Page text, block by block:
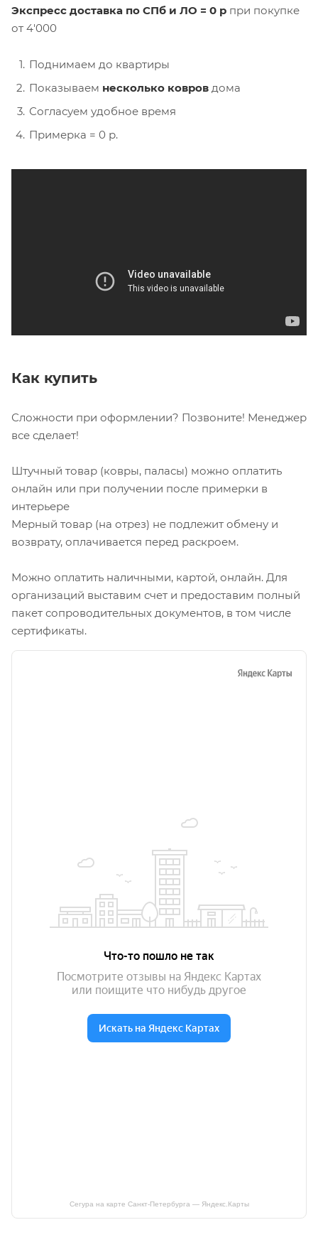
Экспресс доставка по СПб и ЛО = 0 р при покупке
от 4'000
Поднимаем до квартиры
Показываем несколько ковров дома
Согласуем удобное время
Примерка = 0 р.
Как купить
Сложности при оформлении? Позвоните! Менеджер
все сделает!
Штучный товар (ковры, паласы) можно оплатить
онлайн или при получении после примерки в
интерьере
Мерный товар (на отрез) не подлежит обмену и
возврату, оплачивается перед раскроем.
Можно оплатить наличными, картой, онлайн. Для
организаций выставим счет и предоставим полный
пакет сопроводительных документов, в том числе
сертификаты.
Сегура на карте Санкт‑Петербурга — Яндекс.Карты